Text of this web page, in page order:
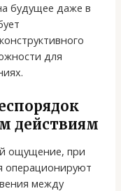
будущее даже в
для
действиям
ощущение, при
операционируют
между